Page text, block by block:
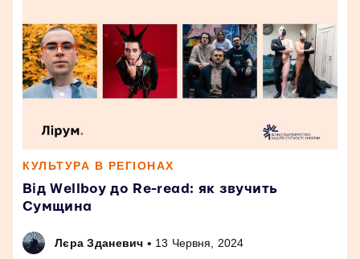
КУЛЬТУРА В РЕГІОНАХ
Від Wellboy до Re-read: як звучить
Сумщина
Лєра Зданевич • 13 Червня, 2024